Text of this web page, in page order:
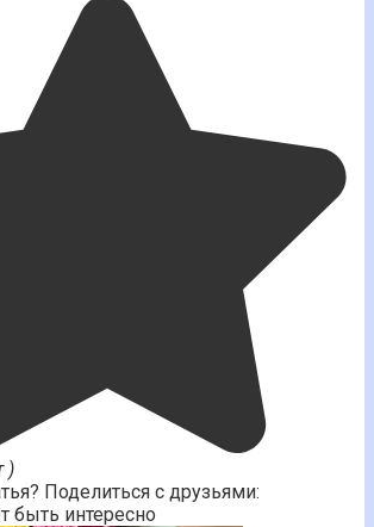
)
Поделиться с друзьями:
быть интересно